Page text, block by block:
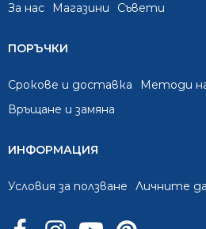
За нас Mагазини Съвети
ПОРЪЧКИ
Срокове и доставка
Методи
Връщане и замяна
ИНФОРМАЦИЯ
Условия за ползване Личните